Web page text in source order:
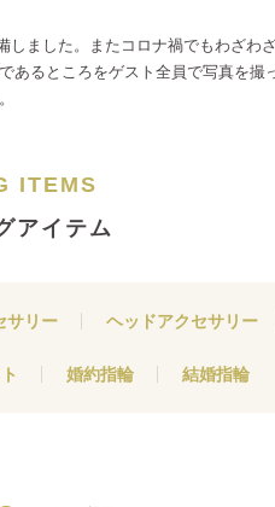
しました。またコロナ禍でもわざわ
あるところをゲスト全員で写真を撮
ITEMS
アイテム
サリー ヘッドアクセサリー
婚約指輪 結婚指輪